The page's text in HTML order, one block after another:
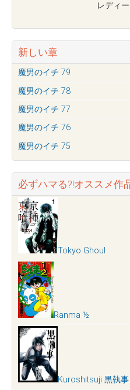
レディ
新しい章
魔男のイチ 79
魔男のイチ 78
魔男のイチ 77
魔男のイチ 76
魔男のイチ 75
必ずハマる?!オススメ作
Tokyo Ghoul
Ranma ½
Kuroshitsuji 黒執事